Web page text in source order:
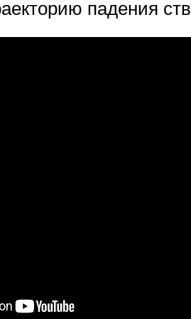
падения